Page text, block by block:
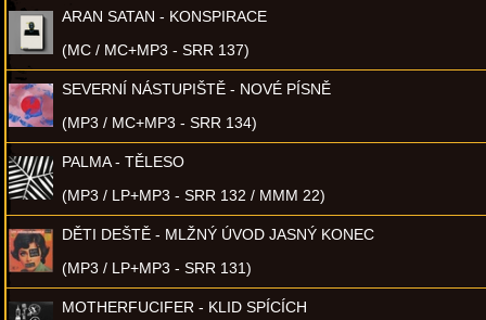
ARAN SATAN - KONSPIRACE
(MC / MC+MP3 - SRR 137)
SEVERNÍ NÁSTUPIŠTĚ - NOVÉ PÍSNĚ
(MP3 / MC+MP3 - SRR 134)
PALMA - TĚLESO
(MP3 / LP+MP3 - SRR 132 / MMM 22)
DĚTI DEŠTĚ - MLŽNÝ ÚVOD JASNÝ KONEC
(MP3 / LP+MP3 - SRR 131)
MOTHERFUCIFER - KLID SPÍCÍCH